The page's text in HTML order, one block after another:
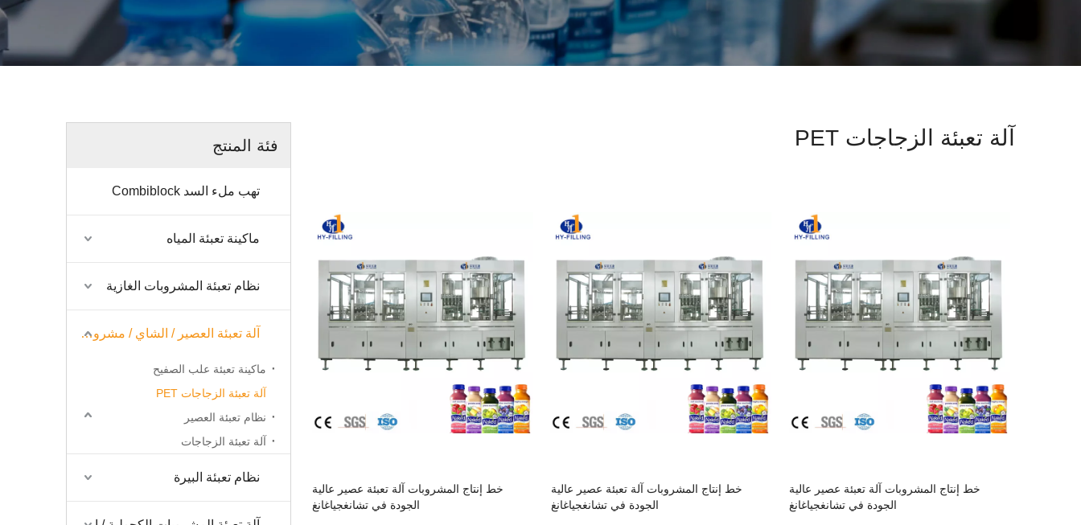
فئة المنتج
تهب ملء السد Combiblock
ماكينة تعبئة المياه
نظام تعبئة المشروبات الغازية
آلة تعبئة العصير / الشاي / مشروب الطاقة / القهوة
ماكينة تعبئة علب الصفيح
آلة تعبئة الزجاجات PET
نظام تعبئة العصير
آلة تعبئة الزجاجات
نظام تعبئة البيرة
آلة تعبئة الزجاجات PET
خط إنتاج المشروبات آلة تعبئة عصير عالية
الجودة في تشانغجياغانغ
خط إنتاج المشروبات آلة تعبئة عصير عالية
الجودة في تشانغجياغانغ
خط إنتاج المشروبات آلة تعبئة عصير عالية
الجودة في تشانغجياغانغ